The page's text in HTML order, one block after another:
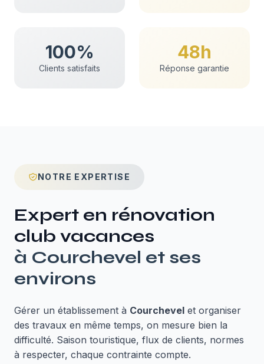
100%
Clients satisfaits
48h
Réponse garantie
NOTRE EXPERTISE
Expert en rénovation
club vacances
à Courchevel et ses
environs
Gérer un établissement à Courchevel et organiser
des travaux en même temps, on mesure bien la
difficulté. Saison touristique, flux de clients, normes
à respecter, chaque contrainte compte.